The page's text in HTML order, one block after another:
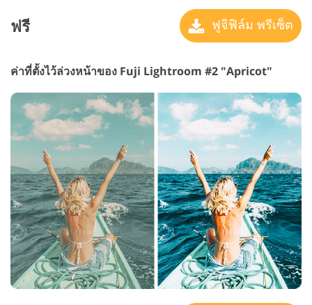
ฟรี ฟูจิฟิล์ม พรีเซ็ต
ค่าที่ตั้งไว้ล่วงหน้าของ Fuji Lightroom #2 "Apricot"